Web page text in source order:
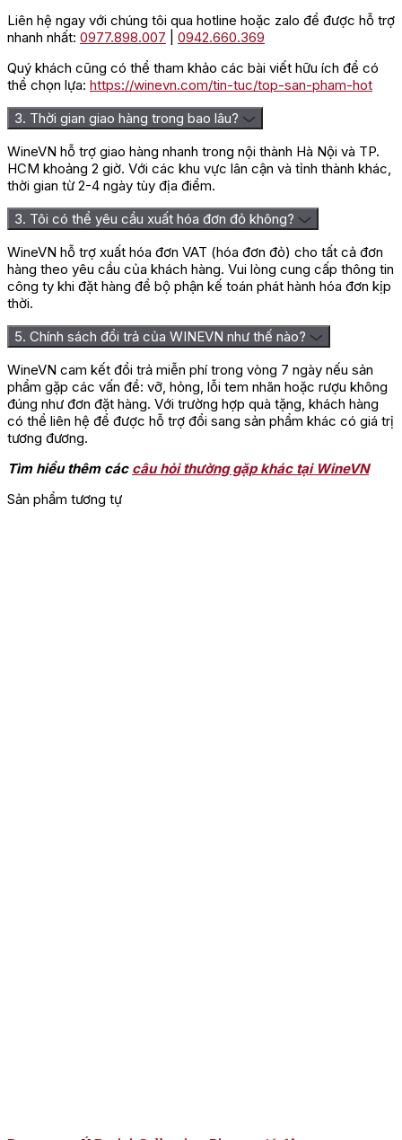
Tên sản
phẩm
Phonico
Primitivo Del
Salento
Giá niêm
850.000 đ
Giá ưu đãi
Liên hệ
Giá theo
thùng
Liên hệ
Giá sỉ Liên hệ
Rượu Vang Phonico Primitivo Del Salento đang được
bán với giá chỉ850.000 VNĐ , tùy thuộc vào chương
trình bán hàng và niên vụ mà mức giá này có thay đổi.
Hương vị đặc trưng của Phonico
Primitivo Del Salento
Hương vị của rượu Vang Phonico Primitivo Del Salento
rất đặc sắc và nồng nàn, được tạo nên từ mừng hương
phong phú của các loại trái cây chín đỏ như mận, nho,
và dâu tây. Kết thúc của rượu là sự hoàn hảo với dư vị
lâu bền và đặc trưng, mang theo một chút hương vị
Liên hệ ngay với chúng tôi qua hotline hoặc zalo để được hỗ trợ
nhanh nhất: 0977.898.007
0942.660.369
Quý khách cũng có thể tham khảo các bài viết hữu ích để có
thể chọn lựa: https://winevn.com/tin-tuc/top-san-pham-hot
3. Thời gian giao hàng trong bao lâu?
WineVN hỗ trợ giao hàng nhanh trong nội thành Hà Nội và TP.
HCM khoảng 2 giờ. Với các khu vực lân cận và tỉnh thành khác,
thời gian từ 2-4 ngày tùy địa điểm.
3. Tôi có thể yêu cầu xuất hóa đơn đỏ không?
WineVN hỗ trợ xuất hóa đơn VAT (hóa đơn đỏ) cho tất cả đơn
hàng theo yêu cầu của khách hàng. Vui lòng cung cấp thông tin
công ty khi đặt hàng để bộ phận kế toán phát hành hóa đơn kịp
thời.
5. Chính sách đổi trả của WINEVN như thế nào?
WineVN cam kết đổi trả miễn phí trong vòng 7 ngày nếu sản
phẩm gặp các vấn đề: vỡ, hỏng, lỗi tem nhãn hoặc rượu không
đúng như đơn đặt hàng. Với trường hợp quà tặng, khách hàng
có thể liên hệ để được hỗ trợ đổi sang sản phẩm khác có giá trị
tương đương.
Tìm hiểu thêm các câu hỏi thường gặp khác tại WineVN
Sản phẩm tương tự